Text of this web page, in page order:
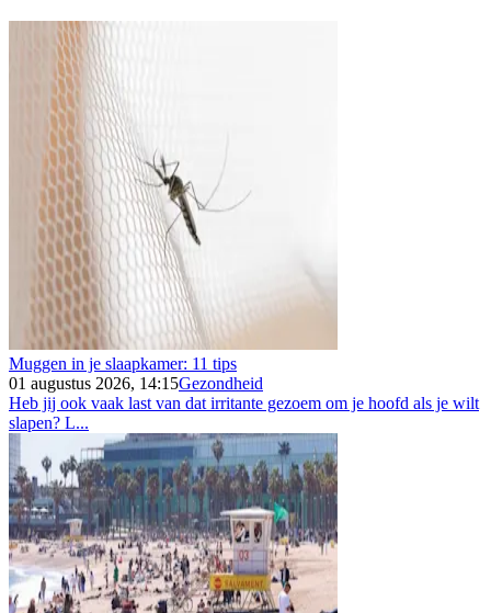
Muggen in je slaapkamer: 11 tips
01 augustus 2026, 14:15Gezondheid
Heb jij ook vaak last van dat irritante gezoem om je hoofd als je wilt
slapen? L...